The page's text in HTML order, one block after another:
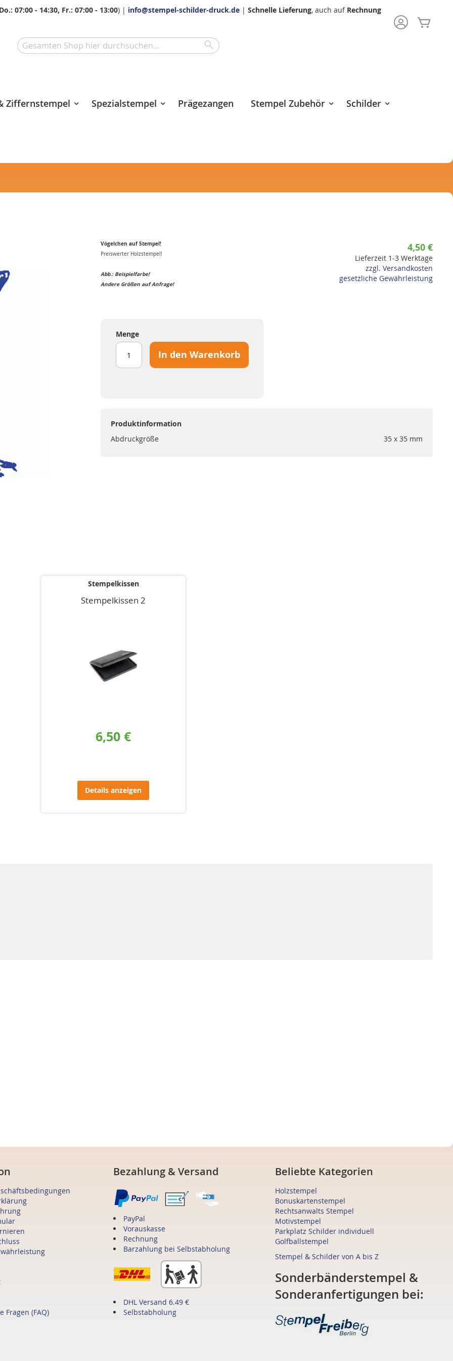
07:00 - 14:30, Fr.: 07:00 - 13:00) | info@stempel-schilder-druck.de | Schnelle Lieferung, auch auf Rechnung
Search
Ziffernstempel Spezialstempel Prägezangen Stempel Zubehör Schilder
4,50 €
Lieferzeit 1-3 Werktage
zzgl. Versandkosten
gesetzliche Gewährleistung
Vögelchen auf Stempel!
Preiswerter Holzstempel!
Abb.: Beispielfarbe!
Andere Größen auf Anfrage!
Menge
In den Warenkorb
Produktinformation
Abdruckgröße
35 x 35 mm
Stempelkissen
Stempelkissen 2
6,50 €
Details anzeigen
Fragen (FAQ)
Bezahlung & Versand
PayPal
Vorauskasse
Rechnung
Barzahlung bei Selbstabholung
DHL Versand 6.49 €
Selbstabholung
Beliebte Kategorien
Holzstempel
Bonuskartenstempel
Rechtsanwalts Stempel
Motivstempel
Parkplatz Schilder individuell
Golfballstempel
Stempel & Schilder von A bis Z
Sonderbänderstempel &
Sonderanfertigungen bei: